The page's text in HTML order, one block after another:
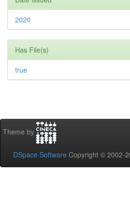
2020
Has File(s)
true
Theme by
DSpace Software Copyright © 2002-